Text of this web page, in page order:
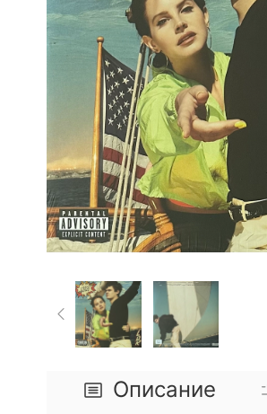
Описание